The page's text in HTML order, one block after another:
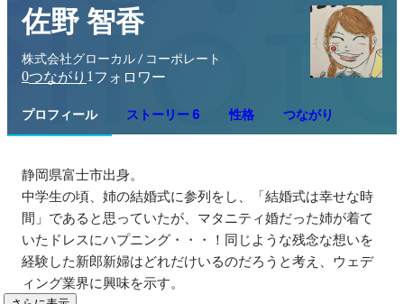
佐野 智香
株式会社グローカル / コーポレート
0つながり 1 フォロワー
プロフィール ストーリー 6 性格 つながり
静岡県富士市出身。
中学生の頃、姉の結婚式に参列をし、「結婚式は幸せな時
間」であると思っていたが、マタニティ婚だった姉が着て
いたドレスにハプニング・・・！同じような残念な想いを
経験した新郎新婦はどれだけいるのだろうと考え、ウェデ
ィング業界に興味を示す。